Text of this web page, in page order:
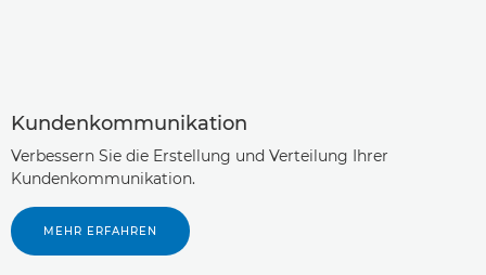
Kundenkommunikation
Verbessern Sie die Erstellung und Verteilung Ihrer
Kundenkommunikation.
MEHR ERFAHREN